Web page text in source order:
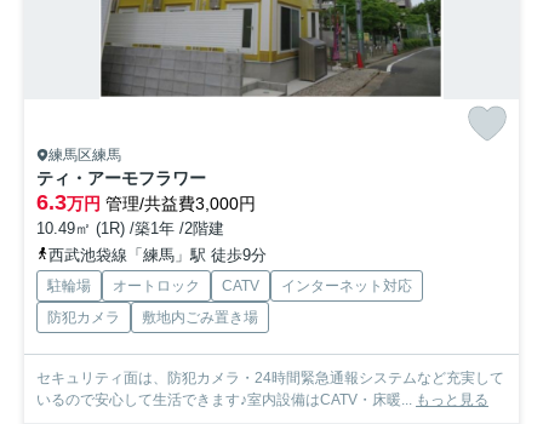
練馬区練馬
ティ・アーモフラワー
6.3万円 管理/共益費3,000円
10.49㎡ (1R) /築1年 /2階建
西武池袋線「練馬」駅 徒歩9分
駐輪場 オートロック CATV
インターネット対応
防犯カメラ
敷地内ごみ置き場
セキュリティ面は、防犯カメラ・24時間緊急通報システムなど充実して
いるので安心して生活できます♪室内設備はCATV・床暖... もっと見る